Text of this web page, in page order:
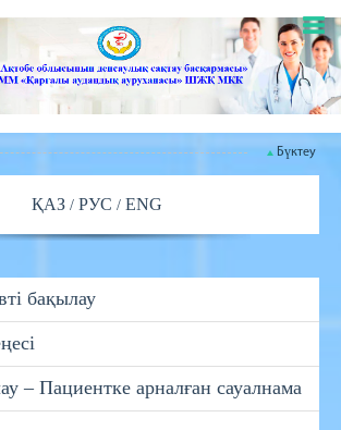
Бүктеу
ҚАЗ РУС ENG
бақылау
– Пациентке арналған сауалнама